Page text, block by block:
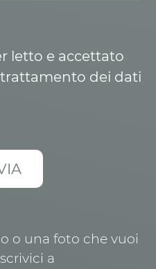
letto e accettato
dei dati
o una foto che vuoi
a